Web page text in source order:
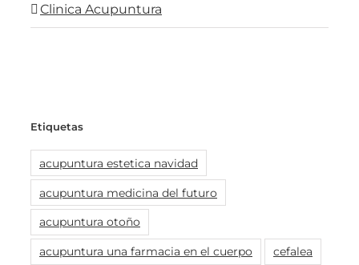
Clinica Acupuntura
Etiquetas
acupuntura estetica navidad
acupuntura medicina del futuro
acupuntura otoño
acupuntura una farmacia en el cuerpo cefalea